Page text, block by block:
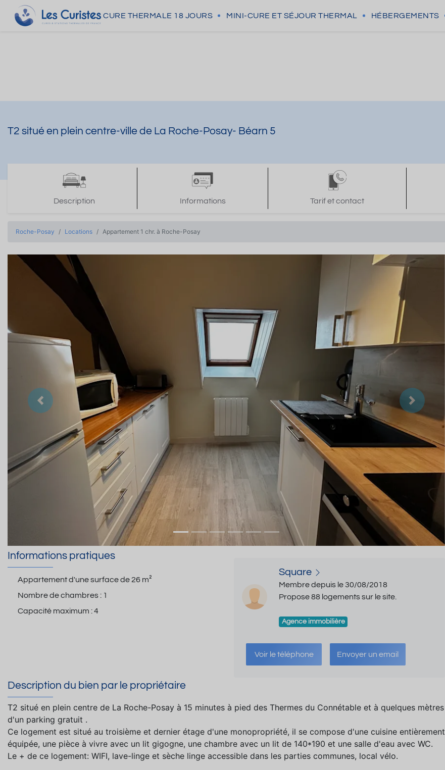
CURE THERMALE 18 JOURS MINI-CURE ET SÉJOUR THERMAL HÉBERGEMENTS
T2 situé en plein centre-ville de La Roche-Posay- Béarn 5
Description Informations Tarif et contact
Roche-Posay Locations Appartement 1 chr. à Roche-Posay
Précedent Suivant
Informations pratiques
Appartement d'une surface de26 m²
Nombre de chambres : 1
Capacité maximum :4
Square
Membre depuis le 30/08/2018
Propose 88 logements sur le site.
Agence immobilière
Voir le téléphone Envoyer un email
Description du bien par le propriétaire
T2 situé en plein centre de La Roche-Posay à 15 minutes à pied des Thermes du Connétable et à quelques mètres
d'un parking gratuit .
Ce logement est situé au troisième et dernier étage d'une monopropriété, il se compose d'une cuisine entièrement
équipée, une pièce à vivre avec un lit gigogne, une chambre avec un lit de 140*190 et une salle d'eau avec WC.
Le + de ce logement: WIFI, lave-linge et sèche linge accessible dans les parties communes, local vélo.